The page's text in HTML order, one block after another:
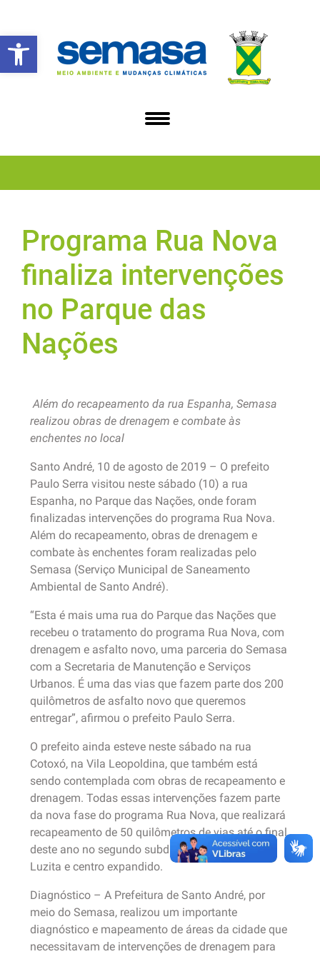
Abrir a barra de ferramentas
Programa Rua Nova
finaliza intervenções
no Parque das
Nações
Além do recapeamento da rua Espanha, Semasa
realizou obras de drenagem e combate às
enchentes no local
Santo André, 10 de agosto de 2019 – O prefeito
Paulo Serra visitou neste sábado (10) a rua
Espanha, no Parque das Nações, onde foram
finalizadas intervenções do programa Rua Nova.
Além do recapeamento, obras de drenagem e
combate às enchentes foram realizadas pelo
Semasa (Serviço Municipal de Saneamento
Ambiental de Santo André).
“Esta é mais uma rua do Parque das Nações que
recebeu o tratamento do programa Rua Nova, com
drenagem e asfalto novo, uma parceria do Semasa
com a Secretaria de Manutenção e Serviços
Urbanos. É uma das vias que fazem parte dos 200
quilômetros de asfalto novo que queremos
entregar”, afirmou o prefeito Paulo Serra.
O prefeito ainda esteve neste sábado na rua
Cotoxó, na Vila Leopoldina, que também está
sendo contemplada com obras de recapeamento e
drenagem. Todas essas intervenções fazem parte
da nova fase do programa Rua Nova, que realizará
recapeamento de 50 quilômetros de vias até o final
deste ano no segundo subdistrito, região da Vila
Luzita e centro expandido.
Diagnóstico – A Prefeitura de Santo André, por
meio do Semasa, realizou um importante
diagnóstico e mapeamento de áreas da cidade que
necessitavam de intervenções de drenagem para